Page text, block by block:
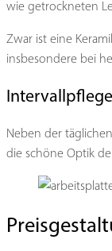
wie getrockneten
Zwar ist eine
insbesondere bei
Neben der
die schöne Optik